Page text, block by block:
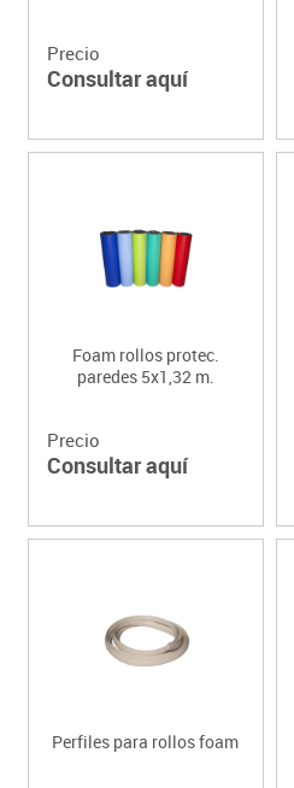
Precio
Consultar aquí
Foam rollos protec.
paredes 5x1,32 m.
Precio
Consultar aquí
Perfiles para rollos foam